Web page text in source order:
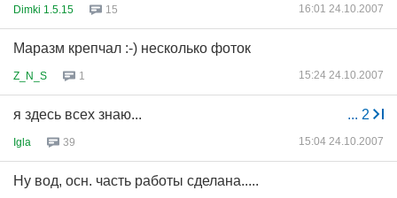
Dimki 1.5.15 15 16:01 24.10.2007
Маразм крепчал :-) несколько фоток
Z_N_S 1 15:24 24.10.2007
... 2
я здесь всех знаю...
Igla 39 15:04 24.10.2007
Ну вод, осн. часть работы сделана.....